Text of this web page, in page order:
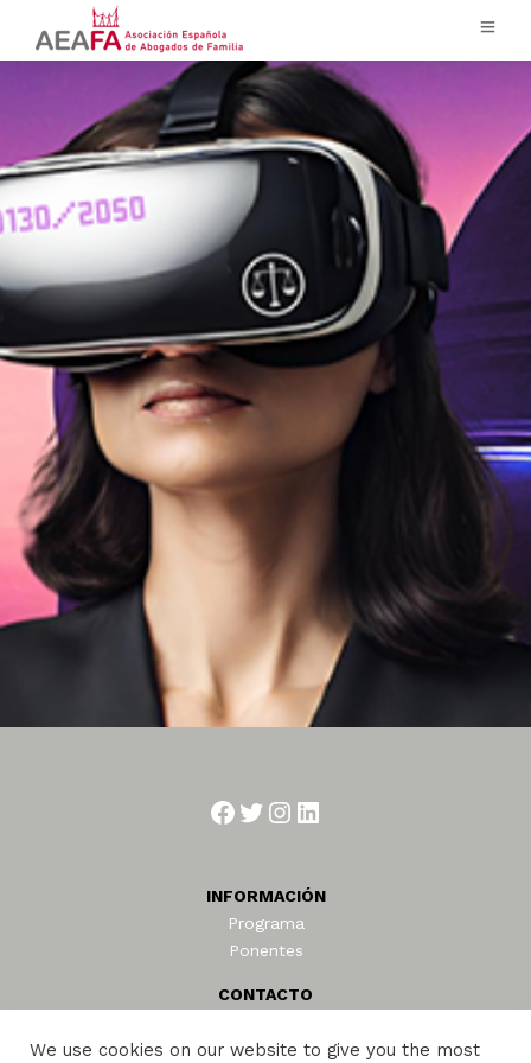
Facebook
Twitter
Instagram
LinkedIn
INFORMACIÓN
Programa
Ponentes
CONTACTO
Teléfono: +34 913104348
We use cookies on our website to give you the most